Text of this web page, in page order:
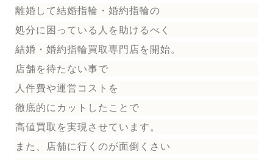
離婚して結婚指輪・婚約指輪の
処分に困っている人を助けるべく
結婚・婚約指輪買取専門店を開始。
店舗を待たない事で
人件費や運営コストを
徹底的にカットしたことで
高値買取を実現させています。
また、店舗に行くのが面倒くさい